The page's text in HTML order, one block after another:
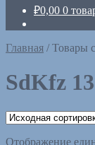
₽0,00 0
Главная /Товары
SdKfz
Отображение